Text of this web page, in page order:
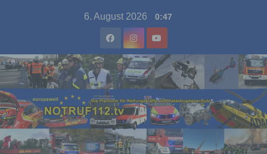
6. August 2026 0:47